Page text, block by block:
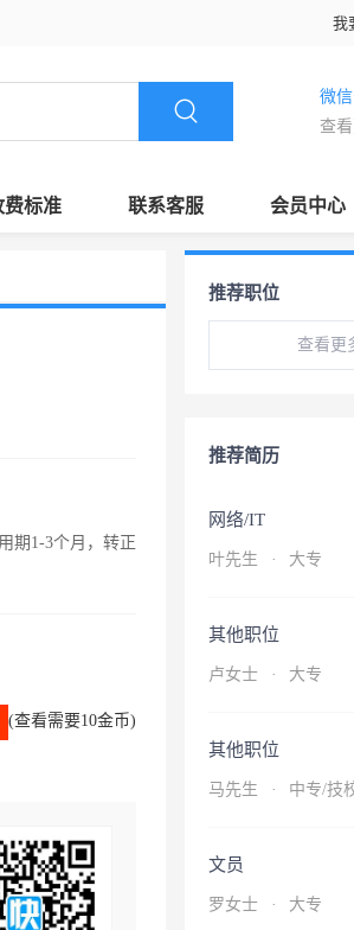
我
微
查
费标准 联系客服 会员中心
期1-3个月，转正
(查看需要10金币)
推荐职位
查看更
推荐简历
网络/IT
叶先生 · 大专
其他职位
卢女士 · 大专
其他职位
马先生 · 中专/技
文员
罗女士 · 大专